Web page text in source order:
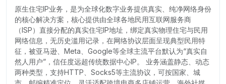
原生住宅IP业务，是为全球化数字业务提供真实、纯净网络身份
的核心解决方案，核心提供由全球各地民用互联网服务商
（ISP）直接分配的真实住宅IP地址，绑定真实物理住宅与民用
网络信息，无历史滥用记录，在网络协议层面呈现典型民用特
征，被亚马逊、Meta、Google等全球主流平台默认为“真实自
然人用户”，信任度远超传统数据中心IP。 业务涵盖静态、动态
两种类型，支持HTTP、Socks5等主流协议，可按国家、城